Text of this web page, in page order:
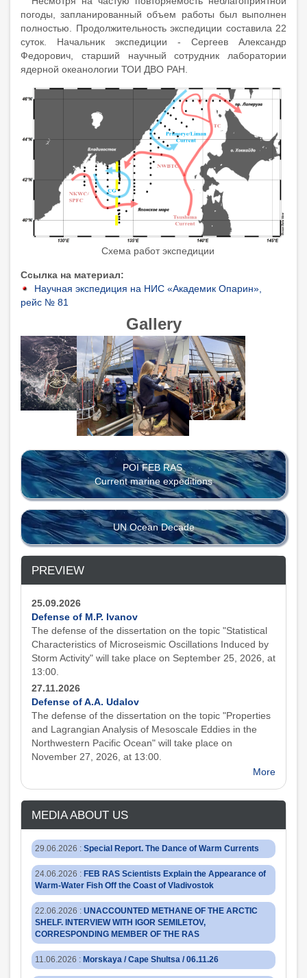
погоды, запланированный объем работы был выполнен
полностью. Продолжительность экспедиции составила 22
суток. Начальник экспедиции - Сергеев Александр
Федорович, старший научный сотрудник лаборатории
ядерной океанологии ТОИ ДВО РАН.
Схема работ экспедиции
Ссылка на материал
Научная экспедиция на НИС «Академик Опарин»,
рейс № 81
Gallery
POI FEB RAS
Current marine expeditions
UN Ocean Decade
PREVIEW
25.09.2026
Defense of M.P. Ivanov
The defense of the dissertation on the topic "Statistical
Characteristics of Microseismic Oscillations Induced by
Storm Activity" will take place on September 25, 2026, at
13:00.
27.11.2026
Defense of A.A. Udalov
The defense of the dissertation on the topic "Properties
and Lagrangian Analysis of Mesoscale Eddies in the
Northwestern Pacific Ocean" will take place on
November 27, 2026, at 13:00.
More
MEDIA ABOUT US
29.06.2026 : Special Report. The Dance of Warm Currents
24.06.2026 : FEB RAS Scientists Explain the Appearance of
Warm-Water Fish Off the Coast of Vladivostok
22.06.2026 : UNACCOUNTED METHANE OF THE ARCTIC
SHELF. INTERVIEW WITH IGOR SEMILETOV,
CORRESPONDING MEMBER OF THE RAS
11.06.2026 : Morskaya / Cape Shultsa / 06.11.26